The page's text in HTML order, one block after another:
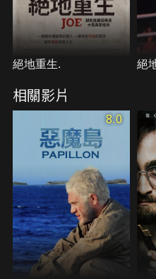
絕地重生. 絕
相關影片
8.0